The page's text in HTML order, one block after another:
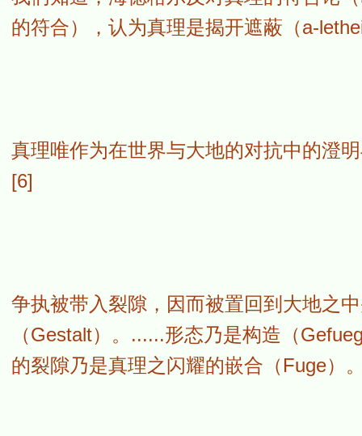
的符合），认为真理是揭开遮蔽（a-
真理唯作为在世界与大地的对抗中的澄
[6]
争执被带入裂隙，因而被置回到大地之
（Gestalt）。......形态乃是构造（
的裂隙乃是真理之闪耀的嵌合（Fuge）